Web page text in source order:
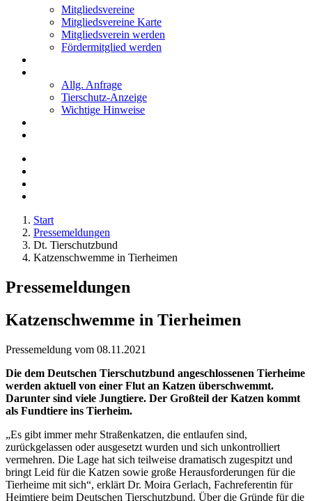
Mitgliedsvereine
Mitgliedsvereine Karte
Mitgliedsverein werden
Fördermitglied werden
Allg. Anfrage
Tierschutz-Anzeige
Wichtige Hinweise
Start
Pressemeldungen
Dt. Tierschutzbund
Katzenschwemme in Tierheimen
Pressemeldungen
Katzenschwemme in Tierheimen
Pressemeldung vom 08.11.2021
Die dem Deutschen Tierschutzbund angeschlossenen Tierheime
werden aktuell von einer Flut an Katzen überschwemmt.
Darunter sind viele Jungtiere. Der Großteil der Katzen kommt
als Fundtiere ins Tierheim.
„Es gibt immer mehr Straßenkatzen, die entlaufen sind,
zurückgelassen oder ausgesetzt wurden und sich unkontrolliert
vermehren. Die Lage hat sich teilweise dramatisch zugespitzt und
bringt Leid für die Katzen sowie große Herausforderungen für die
Tierheime mit sich“, erklärt Dr. Moira Gerlach, Fachreferentin für
Heimtiere beim Deutschen Tierschutzbund. Über die Gründe für die